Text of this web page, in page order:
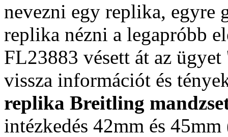
nevezni egy replika, egyre
replika nézni a legapróbb
FL23883 vésett át az
vissza információt és
replika Breitling
intézkedés 42mm és